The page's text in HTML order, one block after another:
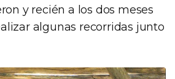
y recién a los dos meses
algunas recorridas junto